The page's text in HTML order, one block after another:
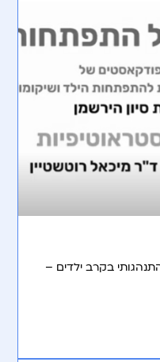
בקרב ילדים –